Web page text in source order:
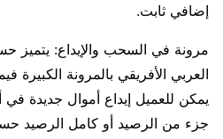
إضافي ثابت.
مرونة في السحب والإيداع: يتميز
العربي الأفريقي بالمرونة الكبيرة
يمكن للعميل إيداع أموال جديدة
جزء من الرصيد أو كامل الرصيد